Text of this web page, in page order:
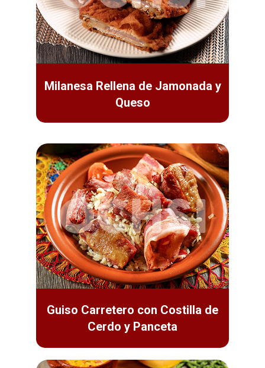
Milanesa Rellena de Jamonada y
Queso
Guiso Carretero con Costilla de
Cerdo y Panceta